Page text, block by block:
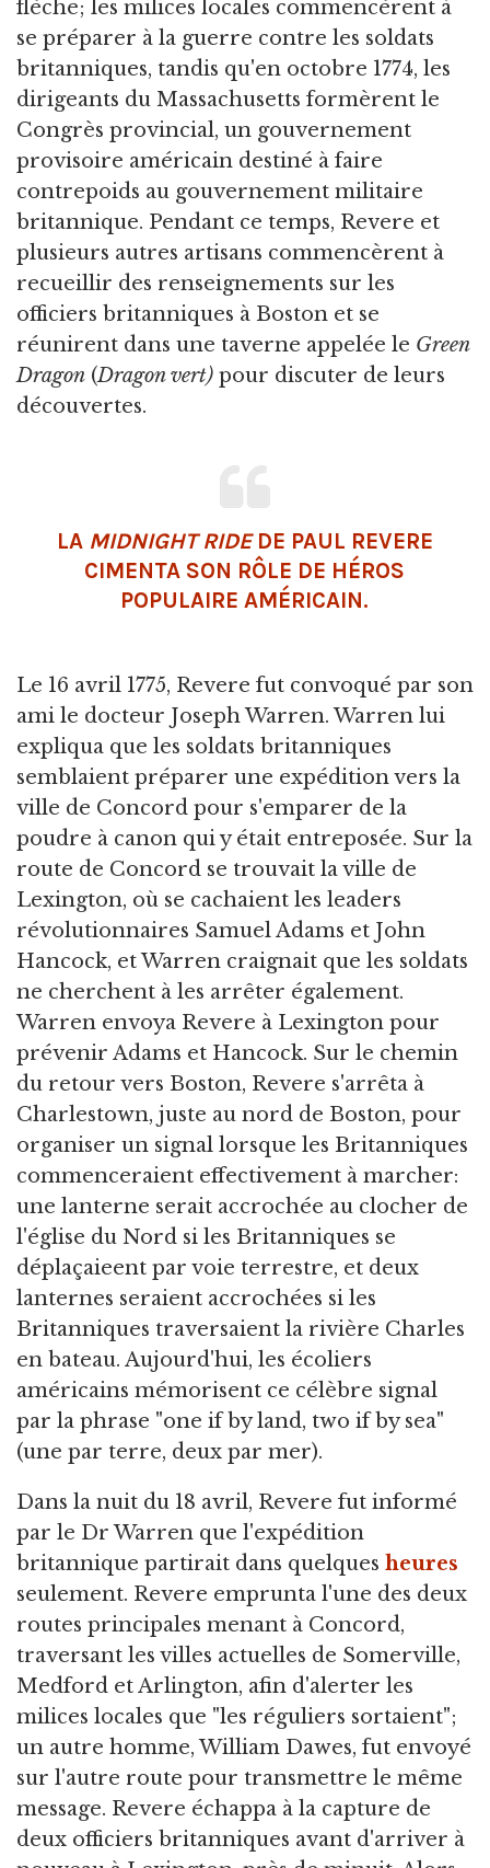
flèche; les milices locales commencèrent à
se préparer à la guerre contre les soldats
britanniques, tandis qu'en octobre 1774, les
dirigeants du Massachusetts formèrent le
Congrès provincial, un gouvernement
provisoire américain destiné à faire
contrepoids au gouvernement militaire
britannique. Pendant ce temps, Revere et
plusieurs autres artisans commencèrent à
recueillir des renseignements sur les
officiers britanniques à Boston et se
réunirent dans une taverne appelée le Green
Dragon (Dragon vert) pour discuter de leurs
découvertes.
LA MIDNIGHT RIDEDE PAUL REVERE
CIMENTA SON RÔLE DE HÉROS
POPULAIRE AMÉRICAIN.
Le 16 avril 1775, Revere fut convoqué par son
ami le docteur Joseph Warren. Warren lui
expliqua que les soldats britanniques
semblaient préparer une expédition vers la
ville de Concord pour s'emparer de la
poudre à canon qui y était entreposée. Sur la
route de Concord se trouvait la ville de
Lexington, où se cachaient les leaders
révolutionnaires Samuel Adams et John
Hancock, et Warren craignait que les soldats
ne cherchent à les arrêter également.
Warren envoya Revere à Lexington pour
prévenir Adams et Hancock. Sur le chemin
du retour vers Boston, Revere s'arrêta à
Charlestown, juste au nord de Boston, pour
organiser un signal lorsque les Britanniques
commenceraient effectivement à marcher:
une lanterne serait accrochée au clocher de
l'église du Nord si les Britanniques se
déplaçaieent par voie terrestre, et deux
lanternes seraient accrochées si les
Britanniques traversaient la rivière Charles
en bateau. Aujourd'hui, les écoliers
américains mémorisent ce célèbre signal
par la phrase "one if by land, two if by sea"
(une par terre, deux par mer).
Dans la nuit du 18 avril, Revere fut informé
par le Dr Warren que l'expédition
britannique partirait dans quelques heures
seulement. Revere emprunta l'une des deux
routes principales menant à Concord,
traversant les villes actuelles de Somerville,
Medford et Arlington, afin d'alerter les
milices locales que "les réguliers sortaient";
un autre homme, William Dawes, fut envoyé
sur l'autre route pour transmettre le même
message. Revere échappa à la capture de
deux officiers britanniques avant d'arriver à